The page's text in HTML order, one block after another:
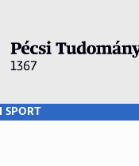
SPORT